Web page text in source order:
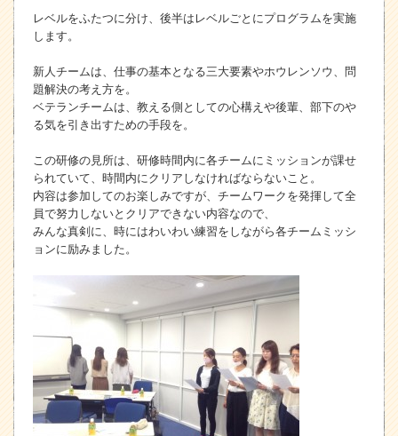
レベルをふたつに分け、後半はレベルごとにプログラムを実施
します。
新人チームは、仕事の基本となる三大要素やホウレンソウ、問
題解決の考え方を。
ベテランチームは、教える側としての心構えや後輩、部下のや
る気を引き出すための手段を。
この研修の見所は、研修時間内に各チームにミッションが課せ
られていて、時間内にクリアしなければならないこと。
内容は参加してのお楽しみですが、チームワークを発揮して全
員で努力しないとクリアできない内容なので、
みんな真剣に、時にはわいわい練習をしながら各チームミッシ
ョンに励みました。